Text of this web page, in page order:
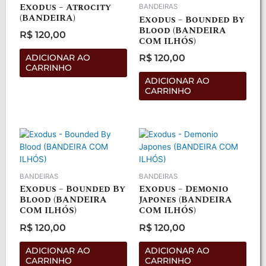
Exodus – Atrocity
(BANDEIRA)
Avaliação
0
R$ 120,00
ADICIONAR AO
CARRINHO
BANDEIRAS
Exodus – Bounded By
Blood (BANDEIRA
COM ILHÓS)
Avaliação
0
R$ 120,00
ADICIONAR AO
CARRINHO
BANDEIRAS
Exodus – Bounded By
Blood (BANDEIRA
COM ILHÓS)
Avaliação
0
R$ 120,00
ADICIONAR AO
CARRINHO
BANDEIRAS
Exodus – Demonio
Japones (BANDEIRA
COM ILHÓS)
Avaliação
0
R$ 120,00
ADICIONAR AO
CARRINHO